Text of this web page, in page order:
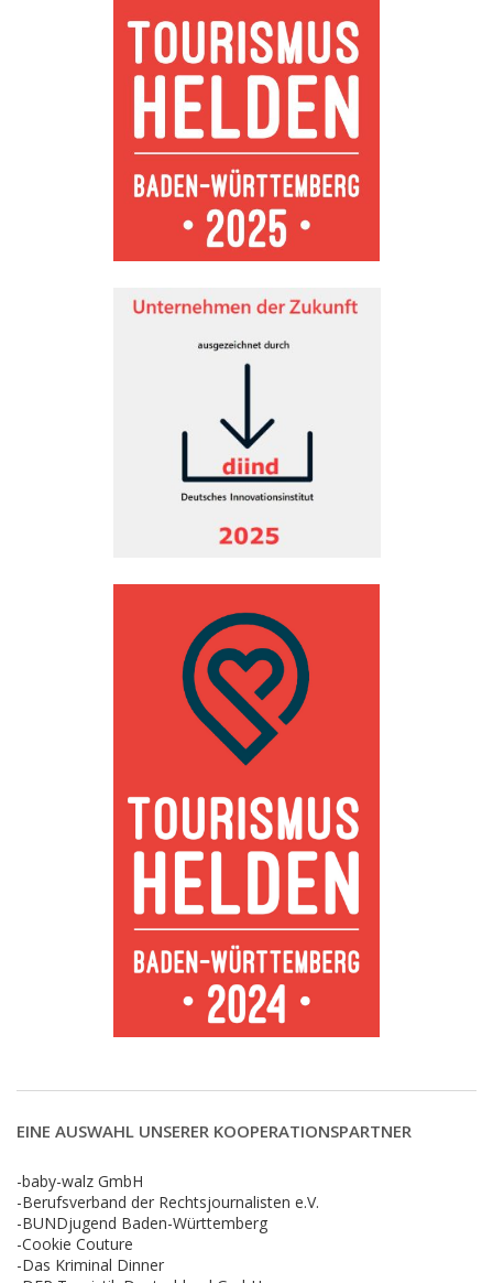
EINE AUSWAHL UNSERER KOOPERATIONSPARTNER
-baby-walz GmbH
-Berufsverband der Rechtsjournalisten e.V.
-BUNDjugend Baden-Württemberg
-Cookie Couture
-Das Kriminal Dinner